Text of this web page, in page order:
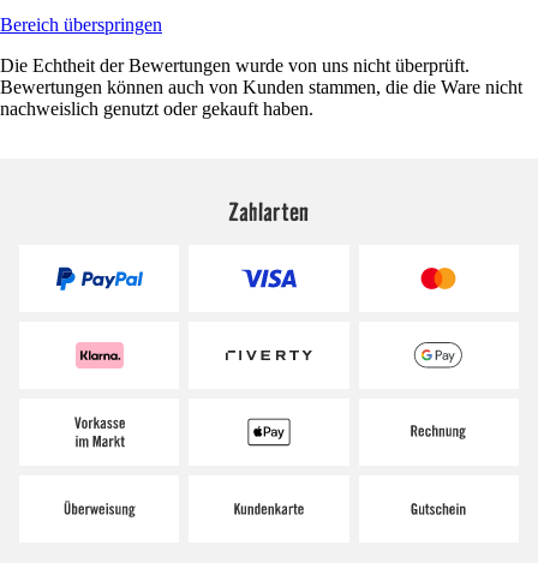
Bereich überspringen
Die Echtheit der Bewertungen wurde von uns nicht überprüft.
Bewertungen können auch von Kunden stammen, die die Ware nicht
nachweislich genutzt oder gekauft haben.
Zahlarten